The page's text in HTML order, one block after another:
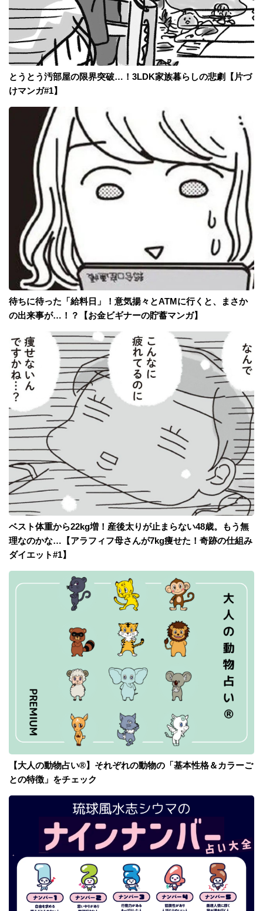
とうとう汚部屋の限界突破…！3LDK家族暮らしの悲劇【片づ
けマンガ#1】
待ちに待った「給料日」！意気揚々とATMに行くと、まさか
の出来事が…！？【お金ビギナーの貯蓄マンガ】
ベスト体重から22kg増！産後太りが止まらない48歳。もう無
理なのかな…【アラフィフ母さんが7kg痩せた！奇跡の仕組み
ダイエット#1】
【大人の動物占い®】それぞれの動物の「基本性格＆カラーご
との特徴」をチェック